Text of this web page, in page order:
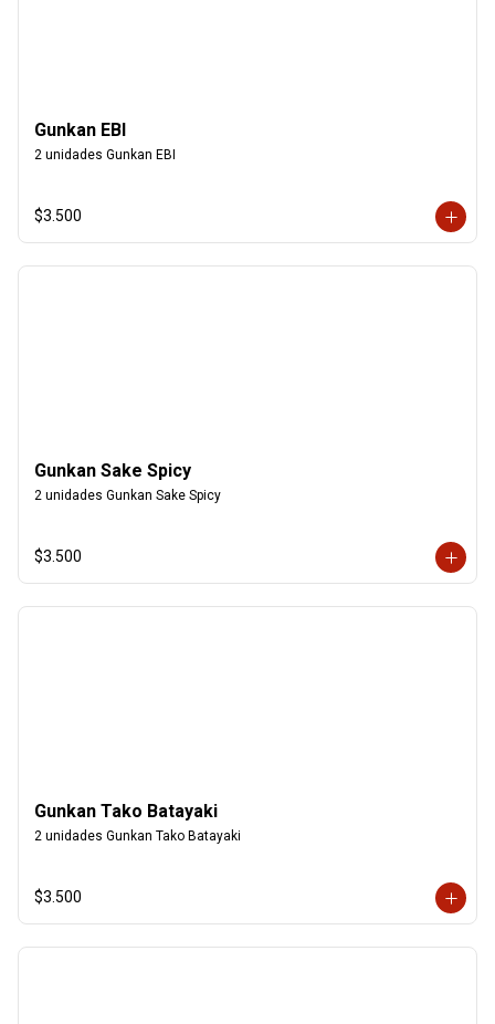
Gunkan EBI
2 unidades Gunkan EBI
$3.500
Gunkan Sake Spicy
2 unidades Gunkan Sake Spicy
$3.500
Gunkan Tako Batayaki
2 unidades Gunkan Tako Batayaki
$3.500